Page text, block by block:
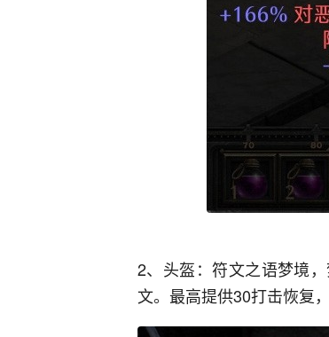
2、头盔：符文之语梦境
文。最高提供30打击恢复